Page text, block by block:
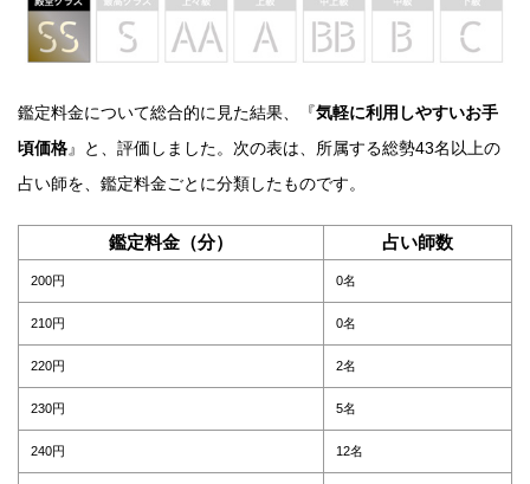
鑑定料金について総合的に見た結果、『気軽に利用しやすいお手
頃価格』と、評価しました。次の表は、所属する総勢43名以上の
占い師を、鑑定料金ごとに分類したものです。
鑑定料金（分） 占い師数
200円 0名
210円 0名
220円 2名
230円 5名
240円 12名